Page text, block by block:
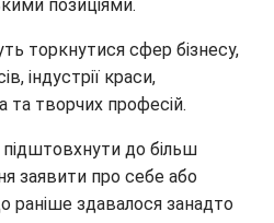
позиціями.
торкнутися сфер бізнесу,
індустрії краси,
та творчих професій.
до більш
заявити про себе або
раніше здавалося занадто